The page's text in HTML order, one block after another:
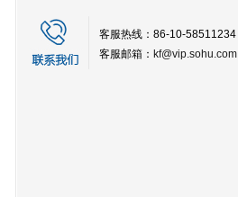
客服热线：86-10-58511234
客服邮箱： kf@vip.sohu.com